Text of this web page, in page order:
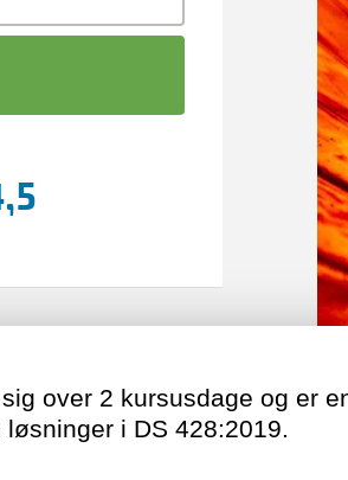
over 2 kursusdage og er
i DS 428:2019.